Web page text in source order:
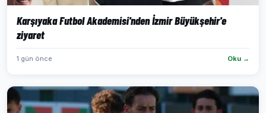
Karşıyaka Futbol Akademisi'nden İzmir Büyükşehir'e
ziyaret
1 gün önce Oku →